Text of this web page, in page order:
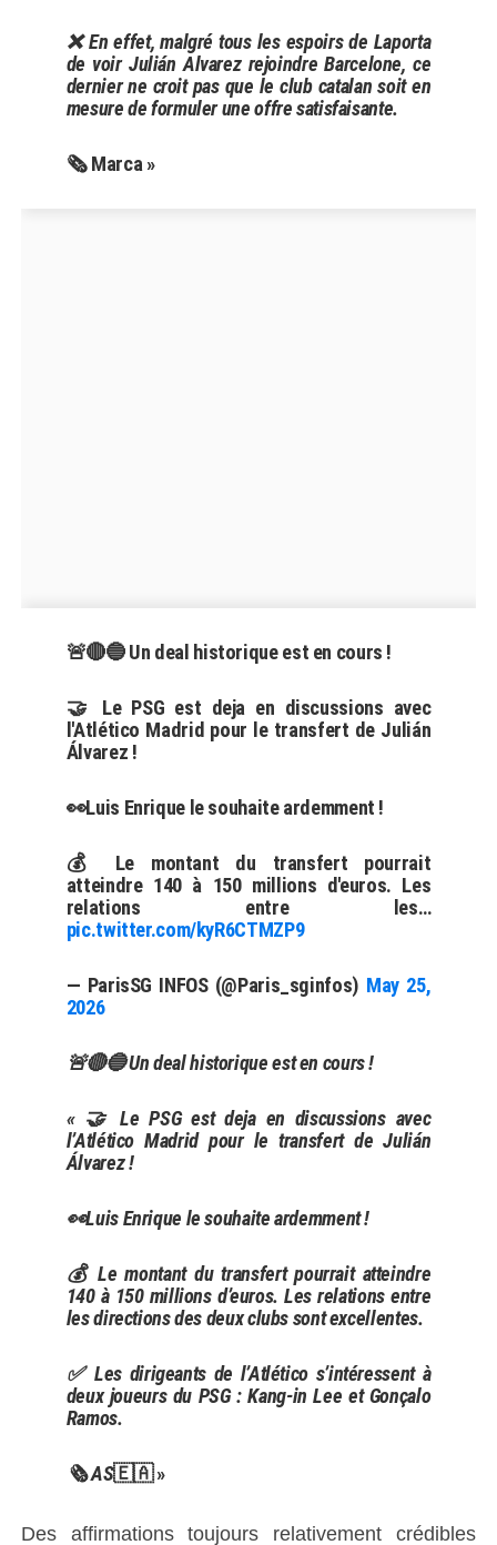
❌️ En effet, malgré tous les espoirs de Laporta
de voir Julián Alvarez rejoindre Barcelone, ce
dernier ne croit pas que le club catalan soit en
mesure de formuler une offre satisfaisante.
🗞 Marca »
🚨🔴🔵 Un deal historique est en cours !
🤝 Le PSG est deja en discussions avec
l'Atlético Madrid pour le transfert de Julián
Álvarez !
👀Luis Enrique le souhaite ardemment !
💰 Le montant du transfert pourrait
atteindre 140 à 150 millions d'euros. Les
relations entre les…
pic.twitter.com/kyR6CTMZP9
— ParisSG INFOS (@Paris_sginfos) May 25,
2026
🚨🔴🔵 Un deal historique est en cours !
« 🤝 Le PSG est deja en discussions avec
l’Atlético Madrid pour le transfert de Julián
Álvarez !
👀Luis Enrique le souhaite ardemment !
💰 Le montant du transfert pourrait atteindre
140 à 150 millions d’euros. Les relations entre
les directions des deux clubs sont excellentes.
✅️ Les dirigeants de l’Atlético s’intéressent à
deux joueurs du PSG : Kang-in Lee et Gonçalo
Ramos.
🗞 AS🇪🇦 »
Des affirmations toujours relativement crédibles